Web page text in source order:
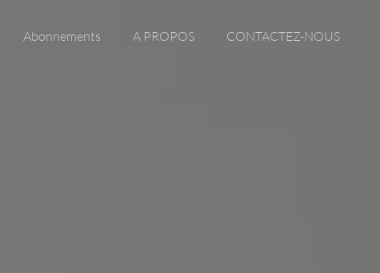
Abonnements A PROPOS CONTACTEZ-NOUS